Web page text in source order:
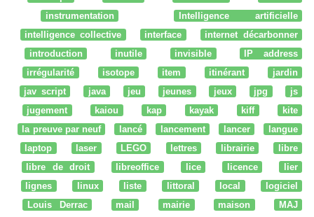
instrumentation
Intelligence artificielle
intelligence collective
interface
internet décarbonner
introduction
inutile invisible
IP address
irrégularité
isotope item itinérant
jardin
jav script
java jeu jeunes jeux jpg
js
jugement
kaiou kap kayak kiff
kite
la preuve par neuf
lancé lancement lancer
langue
laptop
laser LEGO lettres librairie
libre
libre de droit
libreoffice lice licence
lier
lignes
linux liste littoral local
logiciel
Louis Derrac
mail mairie maison
MAJ